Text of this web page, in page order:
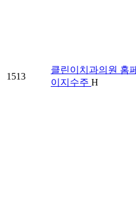
1513
클린이치과의원 홈페
이지수주 H